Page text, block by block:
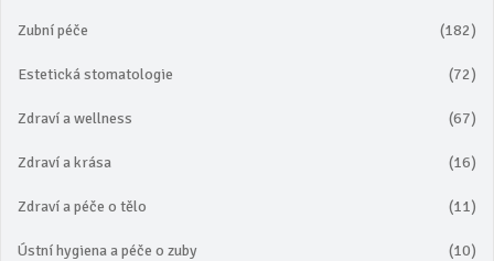
Zubní péče (182)
Estetická stomatologie (72)
Zdraví a wellness (67)
Zdraví a krása (16)
Zdraví a péče o tělo (11)
Ústní hygiena a péče o zuby (10)